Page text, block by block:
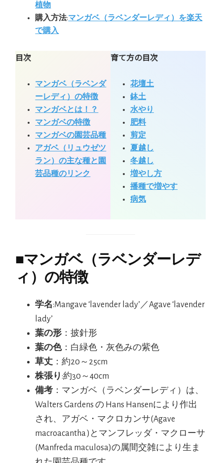
植物
購入方法:マンガベ（ラベンダーレディ）を楽天
で購入
目次
マンガベ（ラベンダ
ーレディ）の特徴
マンガベとは！？
マンガベの特徴
マンガベの園芸品種
アガベ（リュウゼツ
ラン）の主な種と園
芸品種のリンク
育て方の目次
花壇土
鉢土
水やり
肥料
剪定
夏越し
冬越し
増やし方
播種で増やす
病気
■マンガベ（ラベンダーレデ
ィ）の特徴
学名:Mangave ‘lavender lady’／Agave ‘lavender
lady’
葉の形 ：披針形
葉の色：白緑色・灰色みの紫色
草丈 ：約20～25cm
株張り:約30～40cm
備考 ：マンガベ（ラベンダーレディ）は、
Walters Gardens の Hans Hansenにより作出
され、アガベ・マクロカンサ(Agave
macroacantha )とマンフレッダ・マクローサ
(Manfreda maculosa)の属間交雑により生ま